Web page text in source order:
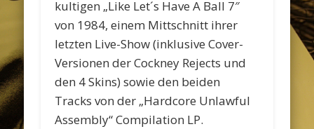
kultigen „Like Let´s Have A Ball 7″
von 1984, einem Mittschnitt ihrer
letzten Live-Show (inklusive Cover-
Versionen der Cockney Rejects und
den 4 Skins) sowie den beiden
Tracks von der „Hardcore Unlawful
Assembly“ Compilation LP.